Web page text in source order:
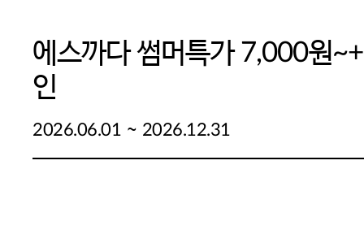
에스까다 썸머특가 7,000원
인
2026.06.01 ~ 2026.12.31